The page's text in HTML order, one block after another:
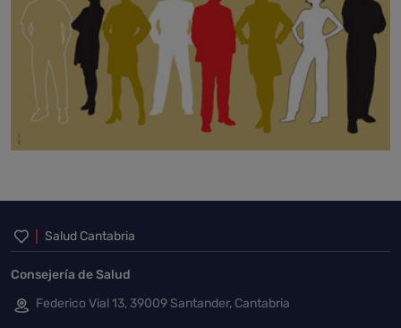
Inicio del pie de página
Salud Cantabria
Consejería de Salud
Federico Vial 13, 39009 Santander, Cantabria